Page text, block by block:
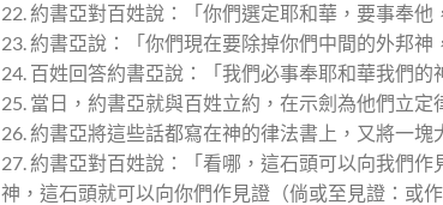
22. 約書亞對百姓說：「你們選定耶和華，要事奉
23. 約書亞說：「你們現在要除掉你們中間的外邦神
24. 百姓回答約書亞說：「我們必事奉耶和華我們的
25. 當日，約書亞就與百姓立約，在示劍為他們立定
26. 約書亞將這些話都寫在神的律法書上，又將一
27. 約書亞對百姓說：「看哪，這石頭可以向我們
神，這石頭就可以向你們作見證（倘或至見證：或